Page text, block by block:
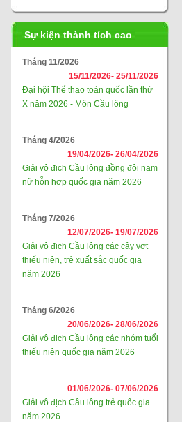
Sự kiện thành tích cao
Tháng 11/2026
15/11/2026- 25/11/2026
Đại hội Thể thao toàn quốc lần thứ
X năm 2026 - Môn Cầu lông
Tháng 4/2026
19/04/2026- 26/04/2026
Giải vô địch Cầu lông đồng đội nam
nữ hỗn hợp quốc gia năm 2026
Tháng 7/2026
12/07/2026- 19/07/2026
Giải vô địch Cầu lông các cây vợt
thiếu niên, trẻ xuất sắc quốc gia
năm 2026
Tháng 6/2026
20/06/2026- 28/06/2026
Giải vô địch Cầu lông các nhóm tuổi
thiếu niên quốc gia năm 2026
01/06/2026- 07/06/2026
Giải vô địch Cầu lông trẻ quốc gia
năm 2026